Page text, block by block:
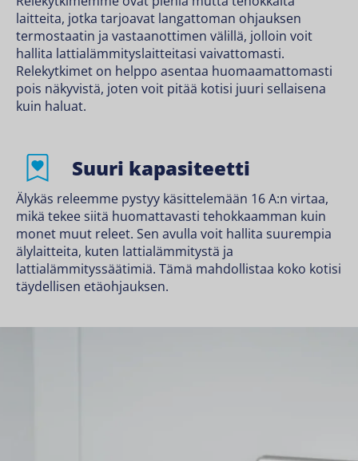
laitteita, jotka tarjoavat langattoman ohjauksen
termostaatin ja vastaanottimen välillä, jolloin voit
hallita lattialämmityslaitteitasi vaivattomasti.
Relekytkimet on helppo asentaa huomaamattomasti
pois näkyvistä, joten voit pitää kotisi juuri sellaisena
kuin haluat.
Suuri kapasiteetti
Älykäs releemme pystyy käsittelemään 16 A:n virtaa,
mikä tekee siitä huomattavasti tehokkaamman kuin
monet muut releet. Sen avulla voit hallita suurempia
älylaitteita, kuten lattialämmitystä ja
lattialämmityssäätimiä. Tämä mahdollistaa koko kotisi
täydellisen etäohjauksen.